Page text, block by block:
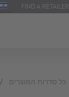
FIND A RETAILER
כל סדרות המוצרים